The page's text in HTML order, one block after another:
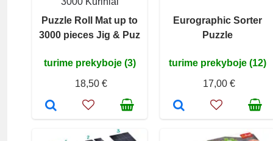
Puzzle Roll Mat up to
3000 pieces Jig & Puz
turime prekyboje (3)
18,50 €
Eurographic Sorter
Puzzle
turime prekyboje (12)
17,00 €